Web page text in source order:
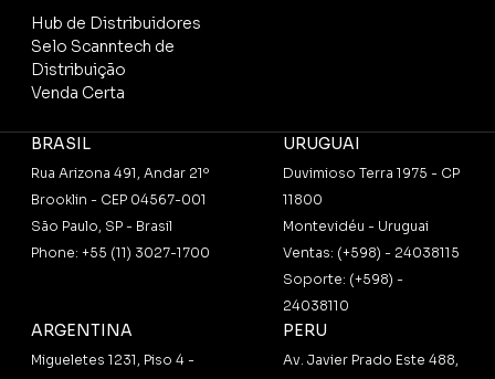
Hub de Distribuidores
Selo Scanntech de
Distribuição
Venda Certa
BRASIL
Rua Arizona 491, Andar 21º
Brooklin - CEP 04567-001
São Paulo, SP - Brasil
Phone: +55 (11) 3027-1700
URUGUAI
Duvimioso Terra 1975 - CP
11800
Montevidéu - Uruguai
Ventas: (+598) - 24038115
Soporte: (+598) -
24038110
ARGENTINA
Migueletes 1231, Piso 4 -
PERU
Av. Javier Prado Este 488,